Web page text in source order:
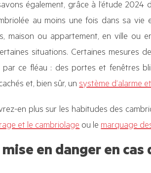
également, grâce à l’étude 2024
au moins une fois dans sa
maison ou appartement, en ville ou
situations. Certaines mesures
par ce fléau : des portes et fenêtres
et, bien sûr​, unsystème d’alarme
en plus sur les habitudes des
et le cambriolageou lemarquage
mise en danger en cas